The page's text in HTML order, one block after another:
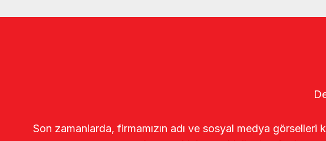
Son zamanlarda, firmamızın adı ve sosyal medya görselleri